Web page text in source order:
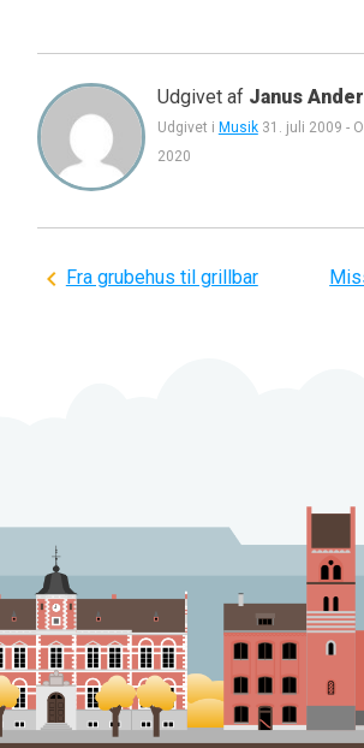
Udgivet af Janus
Udgivet i Musik 31. juli 2009 -
2020
Indlægsnavigation
Fra grubehus til grillbar